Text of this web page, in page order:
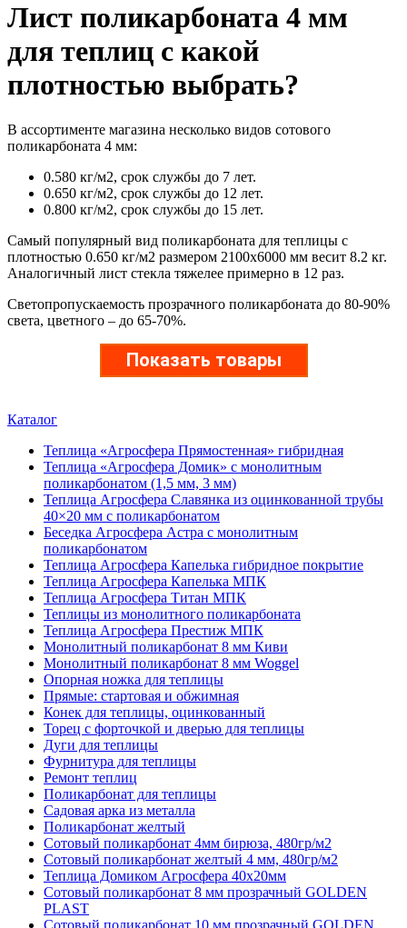
Лист поликарбоната 4 мм
для теплиц с какой
плотностью выбрать?
В ассортименте магазина несколько видов сотового
поликарбоната 4 мм:
0.580 кг/м2, срок службы до 7 лет.
0.650 кг/м2, срок службы до 12 лет.
0.800 кг/м2, срок службы до 15 лет.
Самый популярный вид поликарбоната для теплицы с
плотностью 0.650 кг/м2 размером 2100х6000 мм весит 8.2 кг.
Аналогичный лист стекла тяжелее примерно в 12 раз.
Светопропускаемость прозрачного поликарбоната до 80-90%
света, цветного – до 65-70%.
Показать товары
Каталог
Теплица «Агросфера Прямостенная» гибридная
Теплица «Агросфера Домик» с монолитным
поликарбонатом (1,5 мм, 3 мм)
Теплица Агросфера Славянка из оцинкованной трубы
40×20 мм с поликарбонатом
Беседка Агросфера Астра с монолитным
поликарбонатом
Теплица Агросфера Капелька гибридное покрытие
Теплица Агросфера Капелька МПК
Теплица Агросфера Титан МПК
Теплицы из монолитного поликарбоната
Теплица Агросфера Престиж МПК
Монолитный поликарбонат 8 мм Киви
Монолитный поликарбонат 8 мм Woggel
Опорная ножка для теплицы
Прямые: стартовая и обжимная
Конек для теплицы, оцинкованный
Торец с форточкой и дверью для теплицы
Дуги для теплицы
Фурнитура для теплицы
Ремонт теплиц
Поликарбонат для теплицы
Садовая арка из металла
Поликарбонат желтый
Сотовый поликарбонат 4мм бирюза, 480гр/м2
Сотовый поликарбонат желтый 4 мм, 480гр/м2
Теплица Домиком Агросфера 40x20мм
Сотовый поликарбонат 8 мм прозрачный GOLDEN
PLAST
Сотовый поликарбонат 10 мм прозрачный GOLDEN